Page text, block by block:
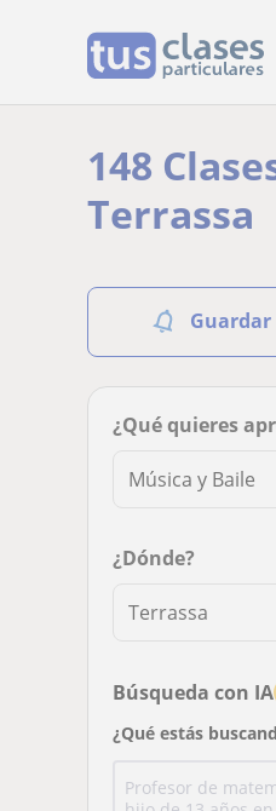
148
Terrassa
¿Qué quieres
¿Dónde?
Búsqueda con IA
¿Qué estás